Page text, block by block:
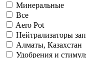
Минеральные
Все
Aero Pot
Нейтрализаторы
Алматы, Казахстан
Удобрения и